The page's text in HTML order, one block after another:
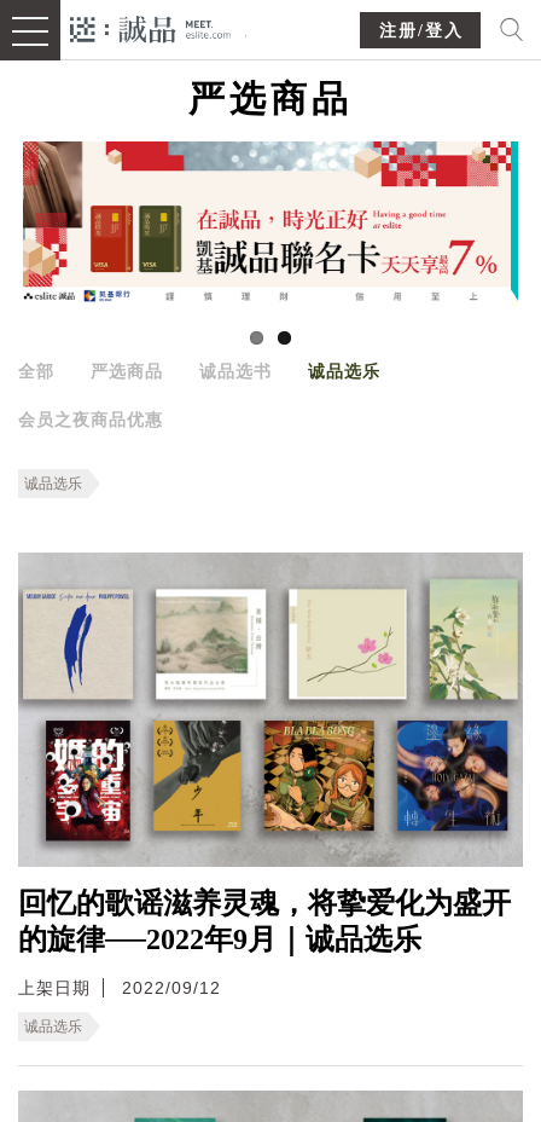
注册/登入
严选商品
全部 严选商品 诚品选书 诚品选乐
会员之夜商品优惠
诚品选乐
回忆的歌谣滋养灵魂，将挚爱化为盛开
的旋律──2022年9月｜诚品选乐
上架日期 2022/09/12
诚品选乐